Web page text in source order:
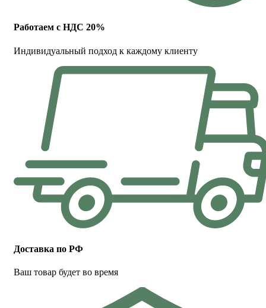
Работаем с НДС 20%
Индивидуальный подход к каждому клиенту
Доставка по РФ
Ваш товар будет во время